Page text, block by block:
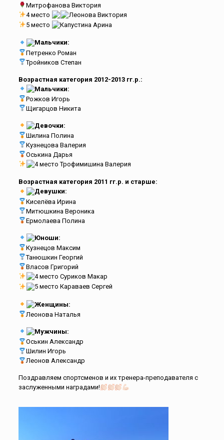
Митрофанова Виктория
4 место
Леонова Виктория
5 место
Капустина Арина
Мальчики:
Петренко Роман
Тройников Степан
Возрастная категория 2012-2013 гг.р.:
Мальчики:
Рожков Игорь
Щигарцов Никита
Девочки:
Шилина Полина
Кузнецова Валерия
Оськина Дарья
4 место Трофимишина Валерия
Возрастная категория 2011 гг.р. и старше:
Девушки:
Киселёва Ирина
Митюшкина Вероника
Ермолаева Полина
Юноши:
Кузнецов Максим
Танюшкин Георгий
Власов Григорий
4 место Суриков Макар
5 место Караваев Сергей
Женщины:
Леонова Наталья
Мужчины:
Оськин Александр
Шилин Игорь
Леонов Александр
Поздравляем спортсменов и их тренера-преподавателя с
заслуженными наградами!